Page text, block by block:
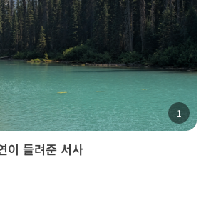
1
이 들려준 서사